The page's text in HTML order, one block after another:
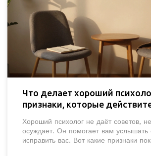
Что делает хороший
признаки, которые
Хороший психолог не даёт советов,
осуждает. Он помогает вам услышать
исправить вас. Вот какие признаки